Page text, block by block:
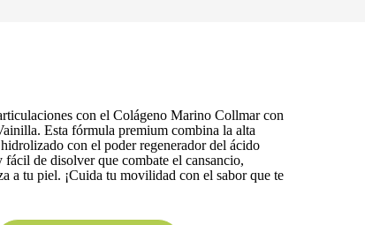
con el Colágeno Marino Collmar con
Esta fórmula premium combina la alta
con el poder regenerador del ácido
de disolver que combate el cansancio,
a tu piel. ¡Cuida tu movilidad con el sabor que te